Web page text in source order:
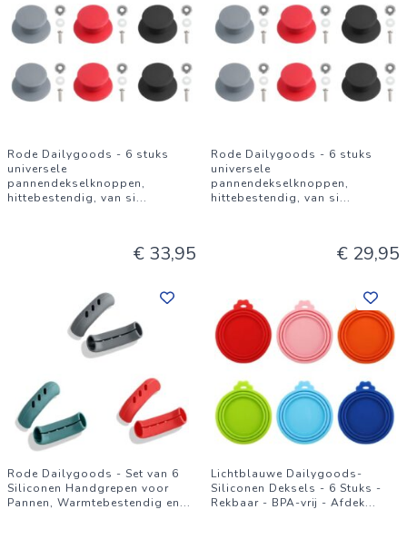
Rode Dailygoods - 6 stuks
universele
pannendekselknoppen,
hittebestendig, van si...
€ 33,95
Rode Dailygoods - 6 stuks
universele
pannendekselknoppen,
hittebestendig, van si...
€ 29,95
Rode Dailygoods - Set van 6
Siliconen Handgrepen voor
Pannen, Warmtebestendig en...
Lichtblauwe Dailygoods-
Siliconen Deksels - 6 Stuks -
Rekbaar - BPA-vrij - Afdek...